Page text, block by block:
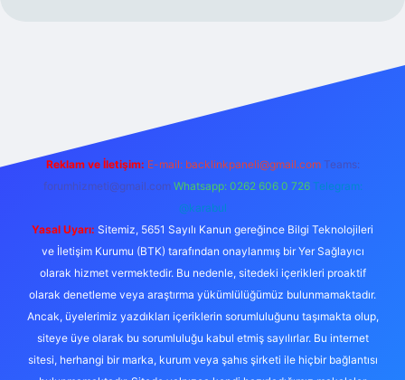
https://
Reklam ve İletişim: E-mail: backlinkpaneli@gmail.com Teams:
forumhizmeti@gmail.com Whatsapp: 0262 606 0 726 Telegram:
@karabul
Yasal Uyarı: Sitemiz, 5651 Sayılı Kanun gereğince Bilgi Teknolojileri
ve İletişim Kurumu (BTK) tarafından onaylanmış bir Yer Sağlayıcı
olarak hizmet vermektedir. Bu nedenle, sitedeki içerikleri proaktif
olarak denetleme veya araştırma yükümlülüğümüz bulunmamaktadır.
Ancak, üyelerimiz yazdıkları içeriklerin sorumluluğunu taşımakta olup,
siteye üye olarak bu sorumluluğu kabul etmiş sayılırlar. Bu internet
sitesi, herhangi bir marka, kurum veya şahıs şirketi ile hiçbir bağlantısı